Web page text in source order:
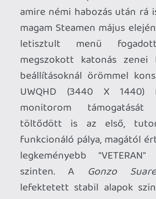
Mielőtt felkapnád a fejed kedves olvasó,
természetesen csupán az
emlékezetemben élő, erőteljesen
idealizált képpel összevetve, a
valóságban technikailag nyilvánvalóan
nem tudja felvenni a versenyt a tesztelt
trónkövetelővel még a HD Remaster sem.
AzUnreal Engine 5
hidegrázós élmény visszatérni a modern
köntösbe bújt, szemet gyönyörködtető